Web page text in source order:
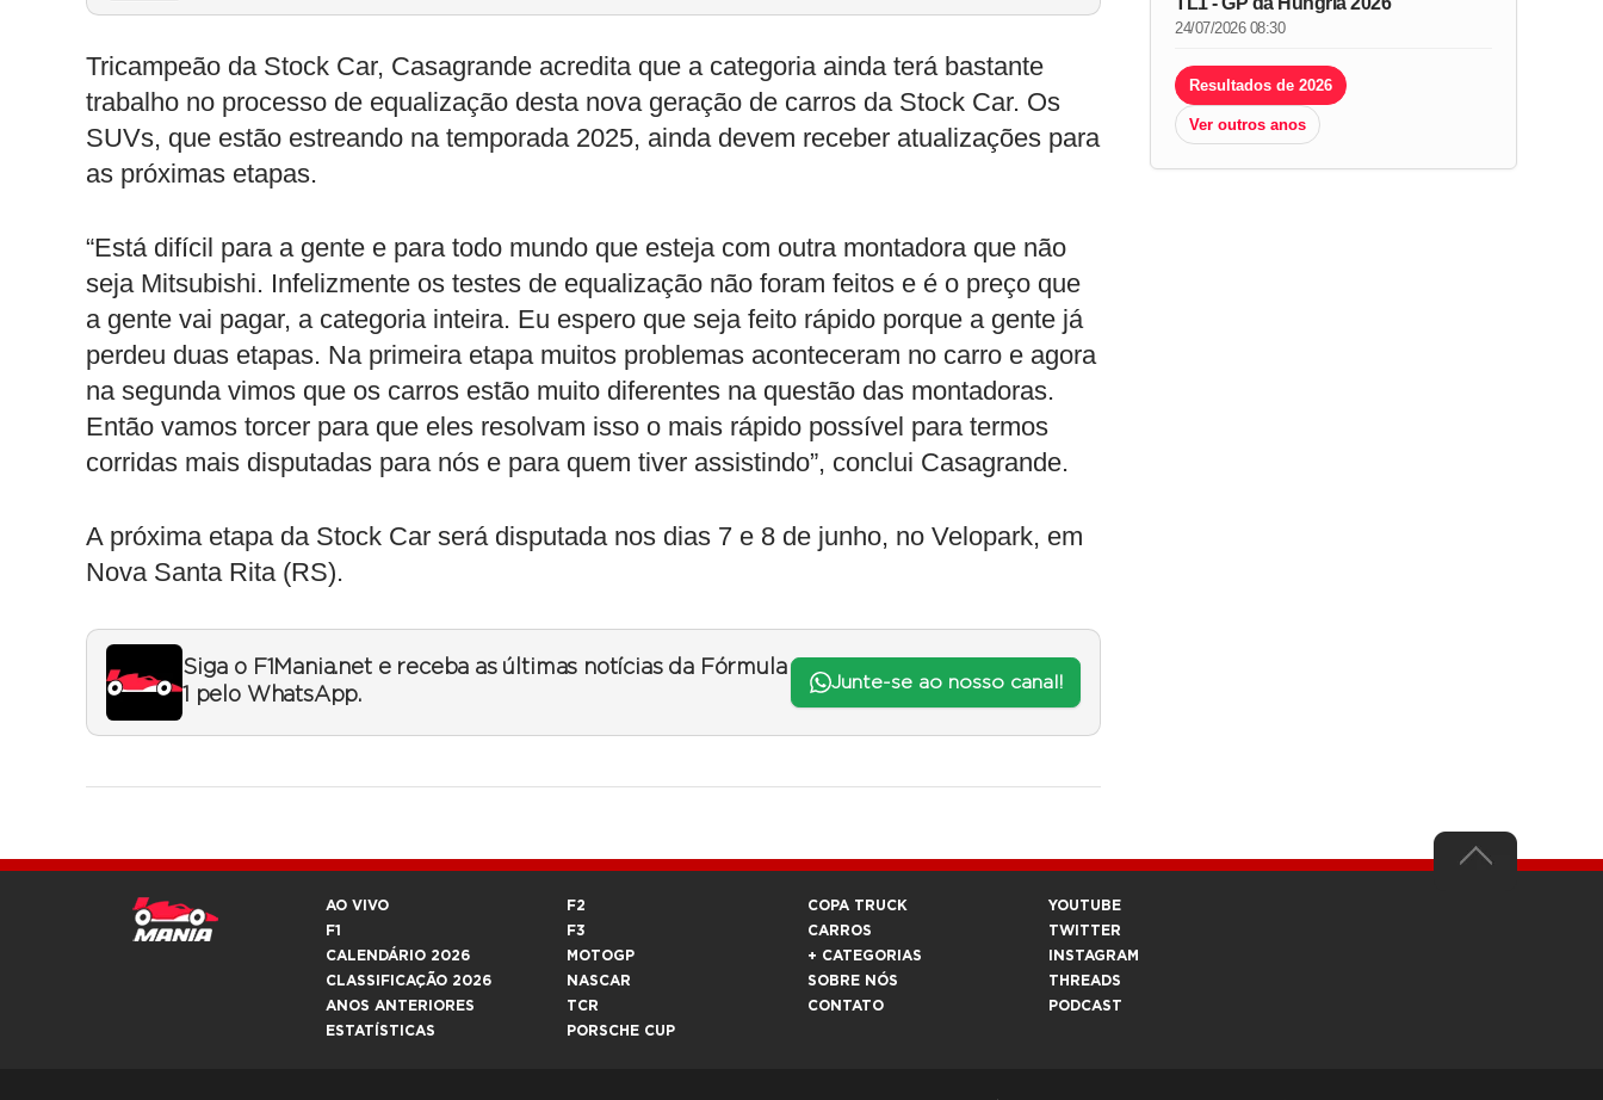
Tricampeão da Stock Car, Casagrande acredita que a categoria ainda terá bastante
trabalho no processo de equalização desta nova geração de carros da Stock Car. Os
SUVs, que estão estreando na temporada 2025, ainda devem receber atualizações para
as próximas etapas.
“Está difícil para a gente e para todo mundo que esteja com outra montadora que não
seja Mitsubishi. Infelizmente os testes de equalização não foram feitos e é o preço que
a gente vai pagar, a categoria inteira. Eu espero que seja feito rápido porque a gente já
perdeu duas etapas. Na primeira etapa muitos problemas aconteceram no carro e agora
na segunda vimos que os carros estão muito diferentes na questão das montadoras.
Então vamos torcer para que eles resolvam isso o mais rápido possível para termos
corridas mais disputadas para nós e para quem tiver assistindo”, conclui Casagrande.
A próxima etapa da Stock Car será disputada nos dias 7 e 8 de junho, no Velopark, em
Nova Santa Rita (RS).
Siga o F1Mania.net e receba as últimas notícias da Fórmula
1 pelo WhatsApp.
Junte-se ao nosso canal!
24/07/2026 08:30
Resultados de 2026
Ver outros anos
AO VIVO
F1
CALENDÁRIO 2026
CLASSIFICAÇÃO 2026
ANOS ANTERIORES
ESTATÍSTICAS
F2
F3
MOTOGP
NASCAR
TCR
PORSCHE CUP
COPA TRUCK
CARROS
+ CATEGORIAS
SOBRE NÓS
CONTATO
YOUTUBE
TWITTER
INSTAGRAM
THREADS
PODCAST